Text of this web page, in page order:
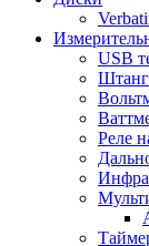
USB
Реле